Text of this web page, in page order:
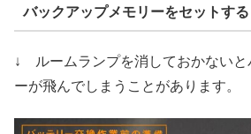
バックアップメモリーをセットする
↓ ルームランプを消しておかないと
ーが飛んでしまうことがあります。